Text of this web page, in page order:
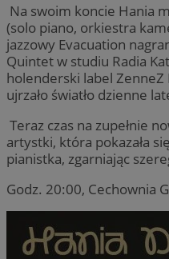
Na swoim koncie Hania
(solo piano, orkiestra
jazzowy Evacuation
Quintet w studiu Radia
holenderski label
ujrzało światło dzienne
Teraz czas na zupełnie
artystki, która pokazała
pianistka, zgarniając
Godz. 20:00, Cechownia